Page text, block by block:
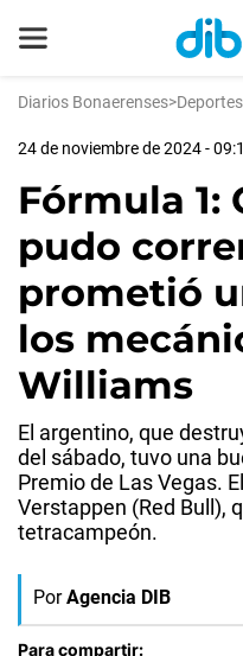
Diarios Bonaerenses>Deportes
24 de noviembre de 2024 -
Fórmula 1:
pudo
prometió
los
Williams
El argentino, que
del sábado, tuvo una
Premio de Las Vegas.
Verstappen (Red Bull),
tetracampeón.
Por Agencia DIB
Para compartir: